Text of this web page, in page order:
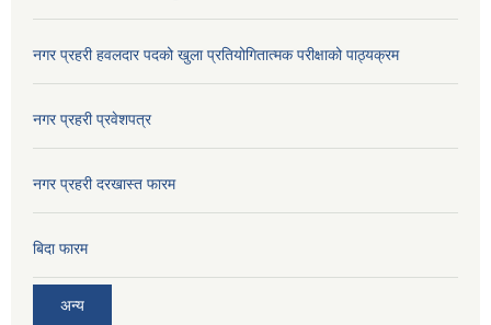
नगर प्रहरी हवलदार पदको खुला प्रतियोगितात्मक परीक्षाको पाठ्यक्रम
नगर प्रहरी प्रवेशपत्र
नगर प्रहरी दरखास्त फारम
बिदा फारम
अन्य